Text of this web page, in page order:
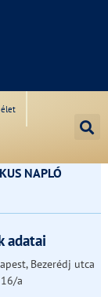
élet
NAPLÓ
adatai
Bezerédj utca
16/a